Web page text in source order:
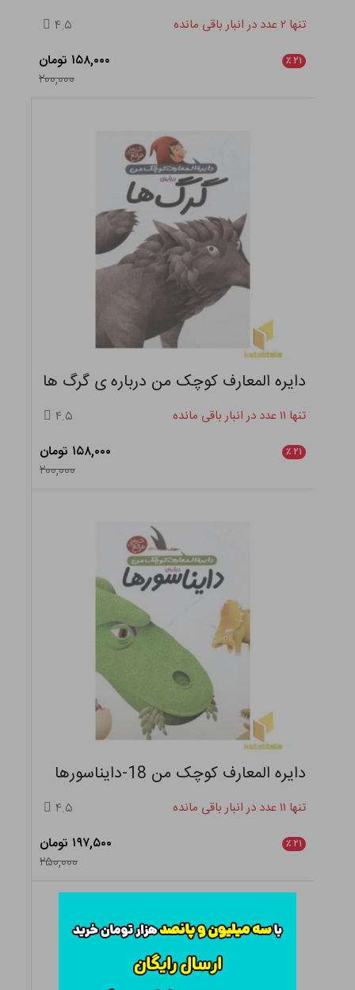
تنها ۲ عدد در انبار باقی مانده ۴.۵
۲۱ ٪
۱۵۸,۰۰۰ تومان
۲۰۰,۰۰۰
دایره المعارف کوچک من درباره ی گرگ ها
تنها ۱۱ عدد در انبار باقی مانده ۴.۵
۲۱ ٪
۱۵۸,۰۰۰ تومان
۲۰۰,۰۰۰
دایره المعارف کوچک من 18-دایناسورها
تنها ۱۱ عدد در انبار باقی مانده ۴.۵
۲۱ ٪
۱۹۷,۵۰۰ تومان
۲۵۰,۰۰۰